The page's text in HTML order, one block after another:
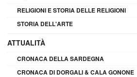
RELIGIONI E STORIA DELLE RELIGIONI
STORIA DELL'ARTE
ATTUALITÀ
CRONACA DELLA SARDEGNA
CRONACA DI DORGALI & CALA GONONE